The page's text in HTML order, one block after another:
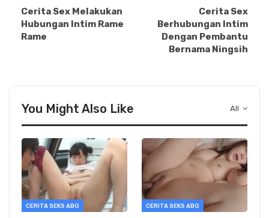
Cerita Sex Melakukan
Hubungan Intim Rame
Rame
Cerita Sex
Berhubungan Intim
Dengan Pembantu
Bernama Ningsih
All
You Might Also Like
CERITA SEKS ABG CERITA SEKS ABG